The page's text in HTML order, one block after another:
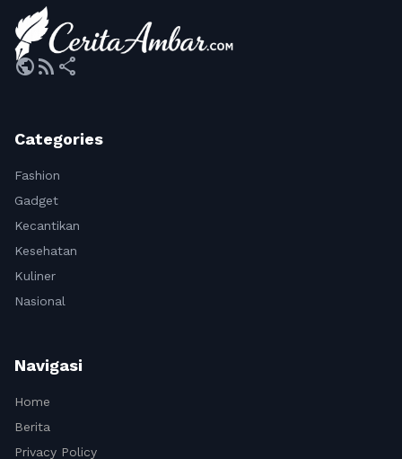
publicrss_feed share
Categories
Fashion
Gadget
Kecantikan
Kesehatan
Kuliner
Nasional
Navigasi
Home
Berita
Privacy Policy